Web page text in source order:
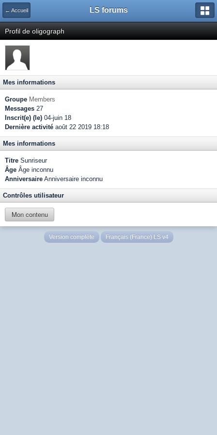
← Accueil LS forums
Profil de oligograph
Mes informations
Groupe Members
Messages 27
Inscrit(e) (le) 04-juin 18
Dernière activité août 22 2019 18:18
Mes informations
Titre Sunriseur
Âge Âge inconnu
Anniversaire Anniversaire inconnu
Contrôles utilisateur
Mon contenu
Version complète Français (France) LS v4